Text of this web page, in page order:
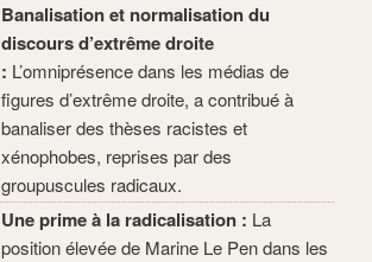
Banalisation et normalisation du
discours d’extrême droite
: L’omniprésence dans les médias de
figures d’extrême droite, a contribué à
banaliser des thèses racistes et
xénophobes, reprises par des
groupuscules radicaux.
Une prime à la radicalisation : La
position élevée de Marine Le Pen dans les